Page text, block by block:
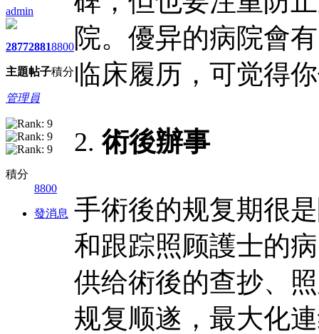
admin
2877
主題
2881
帖子
8800
積分
管理員
積分
8800
發消息
院。優异的病院會
临床履历，可觉得
2.術後辦事
手術後的规复期很
和跟踪照顾護士的
供给術後的查抄、
规复顺遂，最大化